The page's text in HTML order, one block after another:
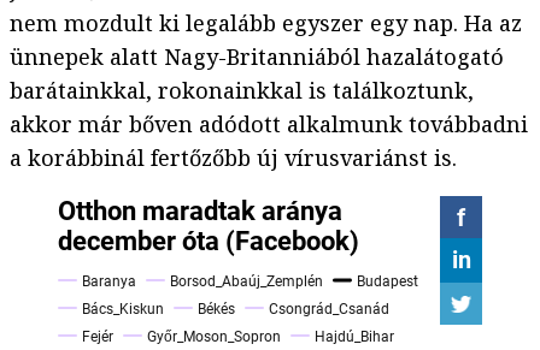
nem mozdult ki legalább egyszer egy nap. Ha az
ünnepek alatt Nagy-Britanniából hazalátogató
barátainkkal, rokonainkkal is találkoztunk,
akkor már bőven adódott alkalmunk továbbadni
a korábbinál fertőzőbb új vírusvariánst is.